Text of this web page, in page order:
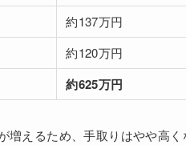
約137万円
約120万円
約625万円
えるため、手取りはやや高く